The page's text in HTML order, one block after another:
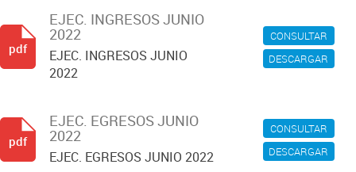
CONSULTAR
DESCARGAR
EJEC. INGRESOS JUNIO
2022
EJEC. INGRESOS JUNIO
2022
pdf
CONSULTAR
DESCARGAR
EJEC. EGRESOS JUNIO
2022
EJEC. EGRESOS JUNIO 2022
pdf